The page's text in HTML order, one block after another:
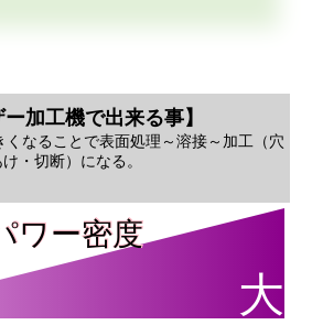
ー加工機で出来る事】
くなることで表面処理～溶接～加工（穴
け・切断）になる。
ワー密度
ワー密度
大